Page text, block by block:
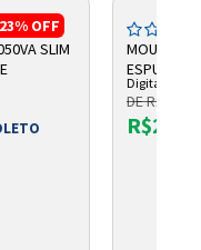
23% OFF
SLIM
ESPUMA
Digitador
DE R$ 46,90